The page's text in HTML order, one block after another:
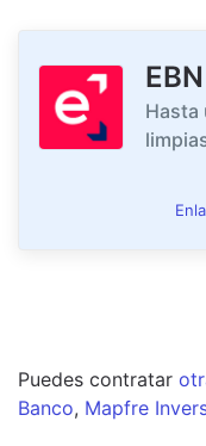
Hasta
Puedes contratar
Banco, Mapfre